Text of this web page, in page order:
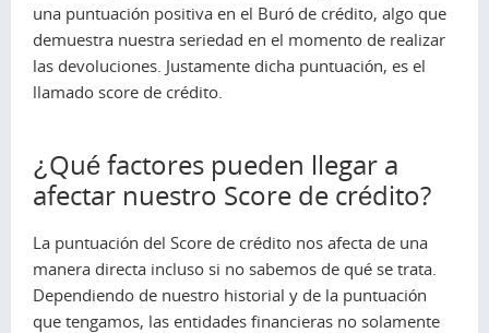
una puntuación positiva en el Buró de crédito, algo que
demuestra nuestra seriedad en el momento de realizar
las devoluciones. Justamente dicha puntuación, es el
llamado score de crédito.
¿Qué factores pueden llegar a
afectar nuestro Score de crédito?
La puntuación del Score de crédito nos afecta de una
manera directa incluso si no sabemos de qué se trata.
Dependiendo de nuestro historial y de la puntuación
que tengamos, las entidades financieras no solamente